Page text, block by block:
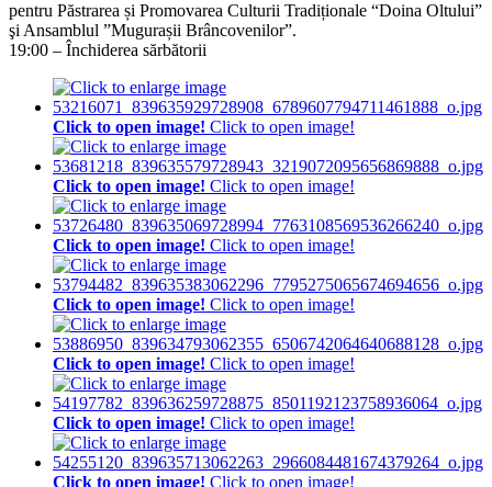
pentru Păstrarea și Promovarea Culturii Tradiționale “Doina Oltului”
şi Ansamblul ”Mugurașii Brâncovenilor”.
19:00 – Închiderea sărbătorii
Click to open image! Click to open image!
Click to open image! Click to open image!
Click to open image! Click to open image!
Click to open image! Click to open image!
Click to open image! Click to open image!
Click to open image! Click to open image!
Click to open image! Click to open image!